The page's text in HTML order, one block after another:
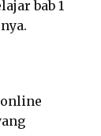
bab 1